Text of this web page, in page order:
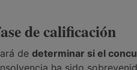
de calificación
de determinar si el
ha sido